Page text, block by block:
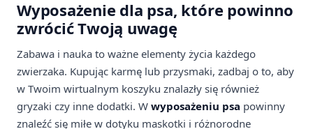
Wyposażenie dla psa, które powinno
zwrócić Twoją uwagę
Zabawa i nauka to ważne elementy życia każdego
zwierzaka. Kupując karmę lub przysmaki, zadbaj o to, aby
w Twoim wirtualnym koszyku znalazły się również
gryzaki czy inne dodatki. W wyposażeniu psa powinny
znaleźć się miłe w dotyku maskotki i różnorodne